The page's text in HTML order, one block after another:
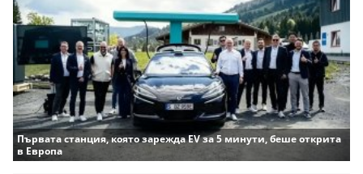
Първата станция, която зарежда EV за 5 минути, беше открита
в Европа